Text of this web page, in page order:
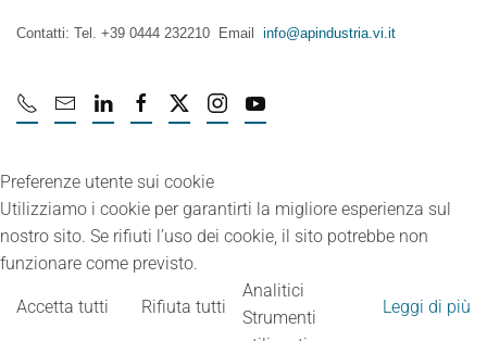
Contatti: Tel. +39 0444 232210 Email info@apindustria.vi.it
Preferenze utente sui cookie
Utilizziamo i cookie per garantirti la migliore esperienza sul
nostro sito. Se rifiuti l’uso dei cookie, il sito potrebbe non
funzionare come previsto.
Accetta tutti Rifiuta tutti Leggi di più
Analitici
Strumenti